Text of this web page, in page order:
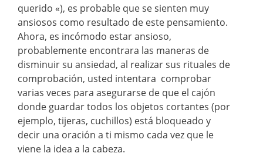
querido «), es probable que se sienten muy
ansiosos como resultado de este pensamiento.
Ahora, es incómodo estar ansioso,
probablemente encontrara las maneras de
disminuir su ansiedad, al realizar sus rituales de
comprobación, usted intentara comprobar
varias veces para asegurarse de que el cajón
donde guardar todos los objetos cortantes (por
ejemplo, tijeras, cuchillos) está bloqueado y
decir una oración a ti mismo cada vez que le
viene la idea a la cabeza.